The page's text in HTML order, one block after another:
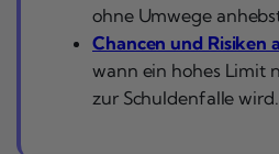
ohne Umwege
Chancen und Risiken
wann ein hohes Limit
zur Schuldenfalle wird.